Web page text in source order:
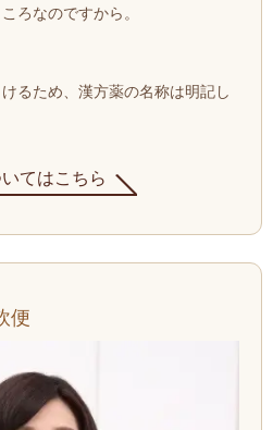
ろなのですから。
るため、漢方薬の名称は明記し
いてはこちら
便